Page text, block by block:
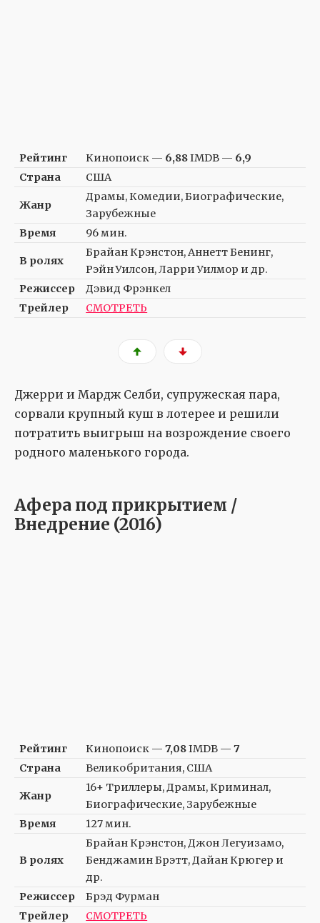
Рейтинг Кинопоиск — 6,88IMDB — 6,9
Страна
США
Жанр
Драмы, Комедии, Биографические,
Зарубежные
Время
96 мин.
В ролях
Брайан Крэнстон, Аннетт Бенинг,
Рэйн Уилсон, Ларри Уилмор и др.
Режиссер
Дэвид Фрэнкел
Трейлер
СМОТРЕТЬ
Джерри и Мардж Селби, супружеская пара,
сорвали крупный куш в лотерее и решили
потратить выигрыш на возрождение своего
родного маленького города.
Афера под прикрытием /
Внедрение (2016)
Рейтинг Кинопоиск —7,08IMDB —7
Страна
Великобритания, США
Жанр
16+ Триллеры, Драмы, Криминал,
Биографические, Зарубежные
Время
127 мин.
В ролях
Брайан Крэнстон, Джон Легуизамо,
Бенджамин Брэтт, Дайан Крюгер и
др.
Режиссер
Брэд Фурман
Трейлер
СМОТРЕТЬ